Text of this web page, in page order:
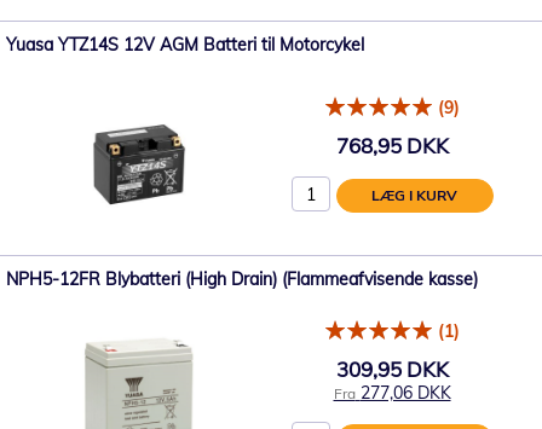
Yuasa YTZ14S 12V AGM Batteri til Motorcykel
(9)
768,95 DKK
LÆG I KURV
NPH5-12FR Blybatteri (High Drain) (Flammeafvisende kasse)
(1)
309,95 DKK
Fra 277,06 DKK